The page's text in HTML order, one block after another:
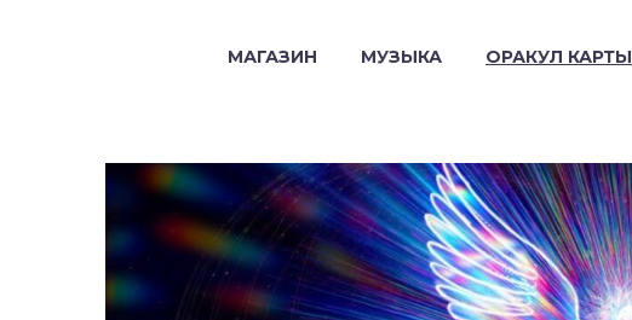
МАГАЗИН МУЗЫКА ОРАКУЛ КАРТЫ